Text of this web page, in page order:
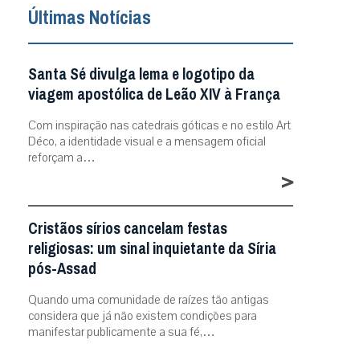
Últimas Notícias
Santa Sé divulga lema e logotipo da
viagem apostólica de Leão XIV à França
Com inspiração nas catedrais góticas e no estilo Art
Déco, a identidade visual e a mensagem oficial
reforçam a…
>
Cristãos sírios cancelam festas
religiosas: um sinal inquietante da Síria
pós-Assad
Quando uma comunidade de raízes tão antigas
considera que já não existem condições para
manifestar publicamente a sua fé,…